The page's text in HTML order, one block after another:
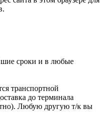
сроки и в любые
транспортной
до терминала
Любую другую т/к вы